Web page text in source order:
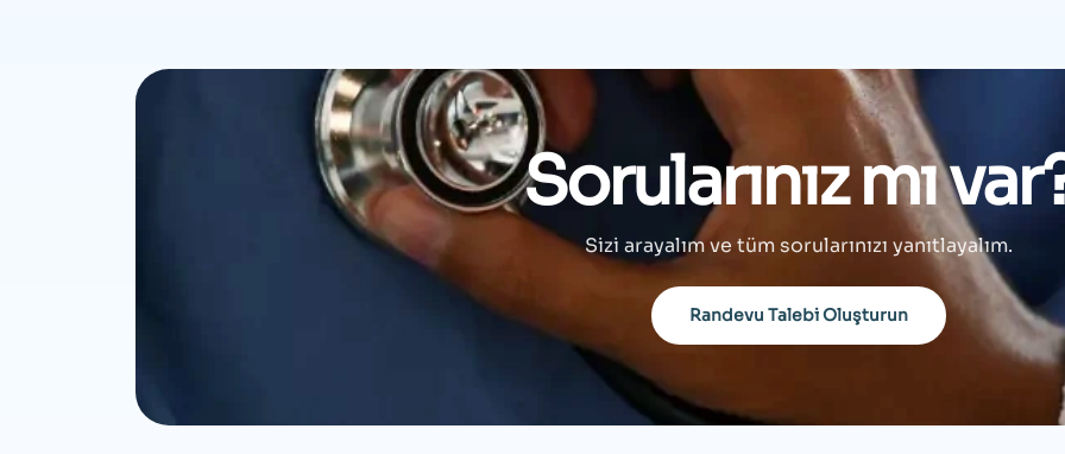
Sorularınız mı
Sizi arayalım ve tüm sorularınızı yanıtlayalım.
Randevu Talebi Oluşturun